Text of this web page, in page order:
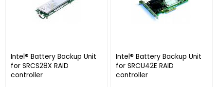
Intel® Battery Backup Unit
for SRCS28X RAID
controller
Intel® Battery Backup Unit
for SRCU42E RAID
controller